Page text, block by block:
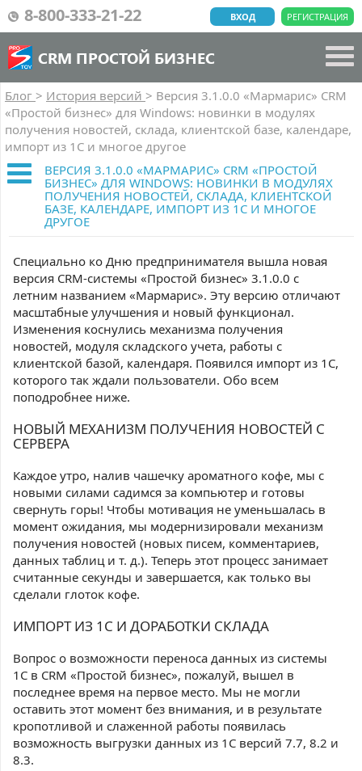
8-800-333-21-22 РЕГИСТРАЦИЯ
ВХОД
CRM ПРОСТОЙ БИЗНЕС
Блог > История версий > Версия 3.1.0.0 «Мармарис» CRM
«Простой бизнес» для Windows: новинки в модулях
получения новостей, склада, клиентской базе, календаре,
импорт из 1С и многое другое
ВЕРСИЯ 3.1.0.0 «МАРМАРИС» CRM «ПРОСТОЙ
БИЗНЕС» ДЛЯ WINDOWS: НОВИНКИ В МОДУЛЯХ
ПОЛУЧЕНИЯ НОВОСТЕЙ, СКЛАДА, КЛИЕНТСКОЙ
БАЗЕ, КАЛЕНДАРЕ, ИМПОРТ ИЗ 1С И МНОГОЕ
ДРУГОЕ
Специально ко Дню предпринимателя вышла новая
версия CRM-системы «Простой бизнес» 3.1.0.0 с
летним названием «Мармарис». Эту версию отличают
масштабные улучшения и новый функционал.
Изменения коснулись механизма получения
новостей, модуля складского учета, работы с
клиентской базой, календаря. Появился импорт из 1С,
которого так ждали пользователи. Обо всем
поподробнее ниже.
НОВЫЙ МЕХАНИЗМ ПОЛУЧЕНИЯ НОВОСТЕЙ С
СЕРВЕРА
Каждое утро, налив чашечку ароматного кофе, мы с
новыми силами садимся за компьютер и готовы
свернуть горы! Чтобы мотивация не уменьшалась в
момент ожидания, мы модернизировали механизм
получения новостей (новых писем, комментариев,
данных таблиц и т. д.). Теперь этот процесс занимает
считанные секунды и завершается, как только вы
сделали глоток кофе.
ИМПОРТ ИЗ 1С И ДОРАБОТКИ СКЛАДА
Вопрос о возможности переноса данных из системы
1С в CRM «Простой бизнес», пожалуй, вышел в
последнее время на первое место. Мы не могли
оставить этот момент без внимания, и в результате
кропотливой и слаженной работы появилась
возможность выгрузки данных из 1С версий 7.7, 8.2 и
8.3.